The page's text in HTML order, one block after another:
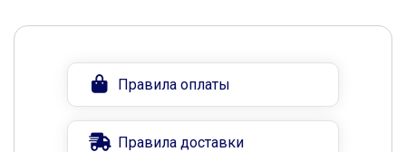
Правила оплаты
Правила доставки